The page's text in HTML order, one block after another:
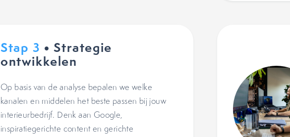
Stap 3 • Strategie
ontwikkelen
Op basis van de analyse bepalen we welke
kanalen en middelen het beste passen bij jouw
interieurbedrijf. Denk aan Google,
inspiratiegerichte content en gerichte